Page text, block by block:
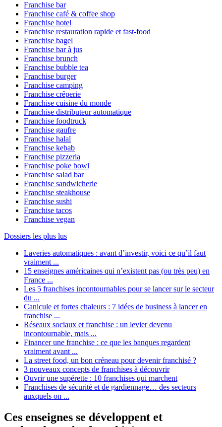
Franchise bar
Franchise café & coffee shop
Franchise hotel
Franchise restauration rapide et fast-food
Franchise bagel
Franchise bar à jus
Franchise brunch
Franchise bubble tea
Franchise burger
Franchise camping
Franchise crêperie
Franchise cuisine du monde
Franchise distributeur automatique
Franchise foodtruck
Franchise gaufre
Franchise halal
Franchise kebab
Franchise pizzeria
Franchise poke bowl
Franchise salad bar
Franchise sandwicherie
Franchise steakhouse
Franchise sushi
Franchise tacos
Franchise vegan
Dossiers les plus lus
Laveries automatiques : avant d’investir, voici ce qu’il faut
vraiment ...
15 enseignes américaines qui n’existent pas (ou très peu) en
France ...
Les 5 franchises incontournables pour se lancer sur le secteur
du ...
Canicule et fortes chaleurs : 7 idées de business à lancer en
franchise ...
Réseaux sociaux et franchise : un levier devenu
incontournable, mais ...
Financer une franchise : ce que les banques regardent
vraiment avant ...
La street food, un bon créneau pour devenir franchisé ?
3 nouveaux concepts de franchises à découvrir
Ouvrir une supérette : 10 franchises qui marchent
Franchises de sécurité et de gardiennage… des secteurs
auxquels on ...
Ces enseignes se développent et